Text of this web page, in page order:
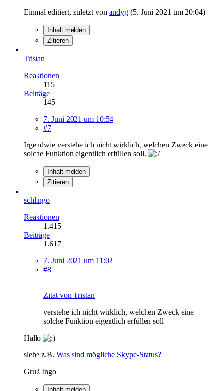
Einmal editiert, zuletzt von andyg (5. Juni 2021 um 20:04)
Inhalt melden
Zitieren
Tristan
Reaktionen
115
Beiträge
145
7. Juni 2021 um 10:54
#7
Irgendwie verstehe ich nicht wirklich, welchen Zweck eine
solche Funktion eigentlich erfüllen soll.
Inhalt melden
Zitieren
schlingo
Reaktionen
1.415
Beiträge
1.617
7. Juni 2021 um 11:02
#8
Zitat von Tristan
verstehe ich nicht wirklich, welchen Zweck eine
solche Funktion eigentlich erfüllen soll
Hallo
siehe z.B. Was sind mögliche Skype-Status?
Gruß Ingo
Inhalt melden